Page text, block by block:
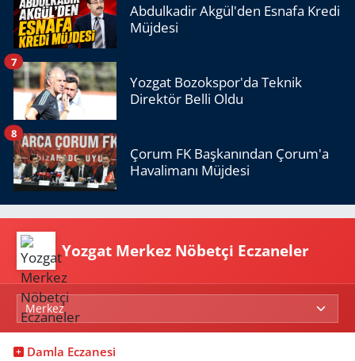
Abdulkadir Akgül'den Esnafa Kredi
Müjdesi
Yozgat Bozokspor'da Teknik
Direktör Belli Oldu
7
Çorum FK Başkanından Çorum'a
Havalimanı Müjdesi
8
Yozgat Merkez Nöbetçi Eczaneler
Damla Eczanesi